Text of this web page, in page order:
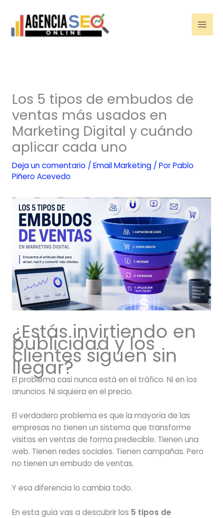
contenido
Los 5 tipos de embudos de
ventas más usados en
Marketing Digital y cuándo
aplicar cada uno
Deja un comentario / Email Marketing/ PorPablo
Piñero Acevedo
¿Estás invirtiendo en
publicidad y los
clientes siguen sin
llegar?
El problema casi nunca está en el tráfico. Ni en los
anuncios. Ni siquiera en el precio.
El verdadero problema es que la mayoría de las
empresas no tienen un sistema que transforme
visitas en ventas de forma predecible. Tienen una
web. Tienen redes sociales. Tienen campañas. Pero
no tienen un embudo de ventas.
Y esa diferencia lo cambia todo.
En esta guía vas a descubrir los 5 tipos de